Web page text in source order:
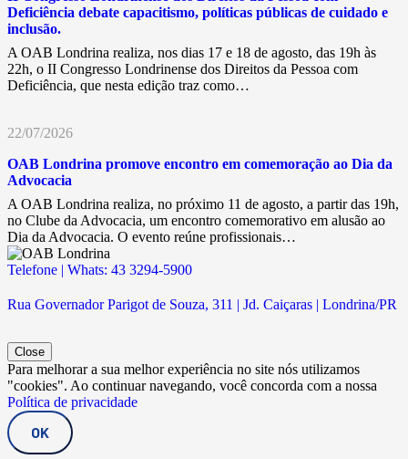
Deficiência debate capacitismo, políticas públicas de cuidado e
inclusão.
A OAB Londrina realiza, nos dias 17 e 18 de agosto, das 19h às
22h, o II Congresso Londrinense dos Direitos da Pessoa com
Deficiência, que nesta edição traz como…
22/07/2026
OAB Londrina promove encontro em comemoração ao Dia da
Advocacia
A OAB Londrina realiza, no próximo 11 de agosto, a partir das 19h,
no Clube da Advocacia, um encontro comemorativo em alusão ao
Dia da Advocacia. O evento reúne profissionais…
Telefone | Whats: 43 3294-5900
Rua Governador Parigot de Souza, 311 | Jd. Caiçaras | Londrina/PR
Close
Para melhorar a sua melhor experiência no site nós utilizamos
"cookies". Ao continuar navegando, você concorda com a nossa
Política de privacidade
OK